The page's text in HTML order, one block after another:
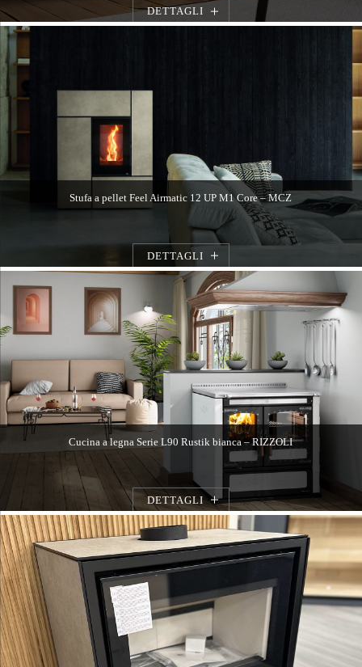
DETTAGLI
Stufa a pellet Feel Airmatic 12 UP M1 Core – MCZ
DETTAGLI
Cucina a legna Serie L90 Rustik bianca – RIZZOLI
DETTAGLI